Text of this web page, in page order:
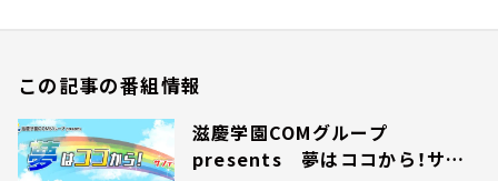
この記事の番組情報
滋慶学園COMグループ
presents 夢はココから！サン